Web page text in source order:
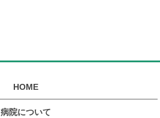
HOME
病院について